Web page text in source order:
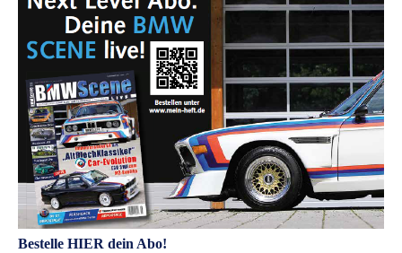
Bestelle HIER dein Abo!